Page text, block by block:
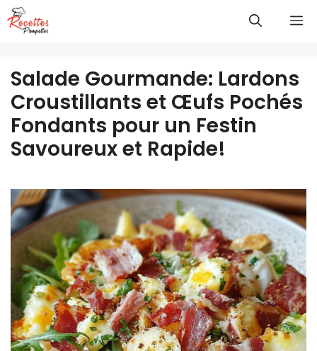
Aller
au
Salade Gourmande: Lardons
Croustillants et Œufs Pochés
Fondants pour un Festin
Savoureux et Rapide!